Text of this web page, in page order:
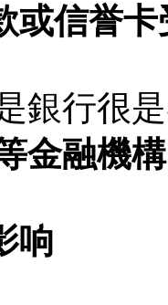
或信誉
銀行很
金融機
响